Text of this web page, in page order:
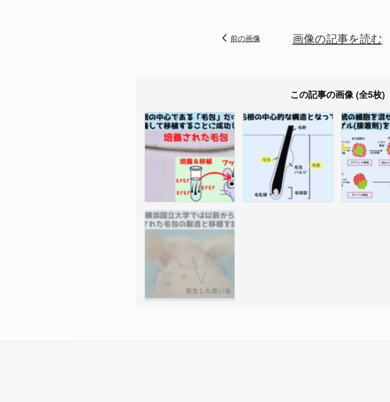
前の画像 画像の記事を読む
この記事の画像 (全5枚)